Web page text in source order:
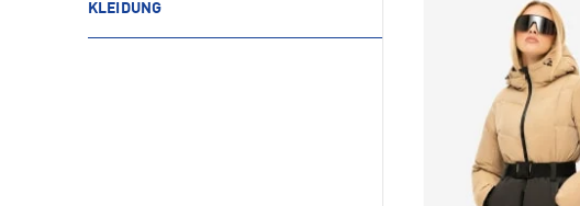
KLEIDUNG